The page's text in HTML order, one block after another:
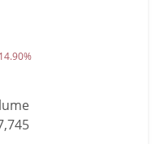
14.90%